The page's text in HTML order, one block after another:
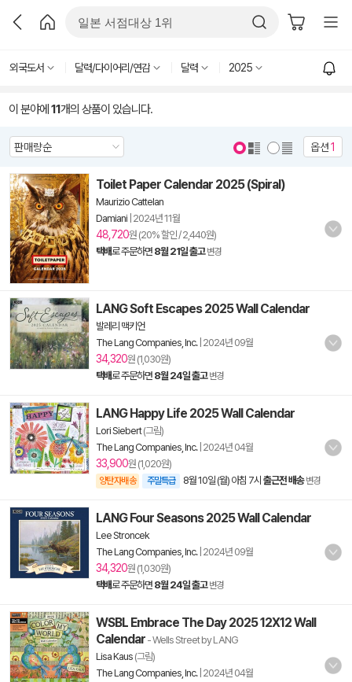
외국도서 달력/다이어리/연감 달력 2025
이 분야에 11개의 상품이 있습니다.
옵션1
Toilet Paper Calendar 2025 (Spiral)
Maurizio Cattelan
Damiani 2024년 11월
48,720원 (20% 할인 / 2,440원)
택배로 주문하면 8월 21일 출고 변경
LANG Soft Escapes 2025 Wall Calendar
발레리 맥키언
The Lang Companies, Inc.| 2024년 09월
34,320원 (1,030원)
택배로 주문하면 8월 24일 출고 변경
LANG Happy Life 2025 Wall Calendar
Lori Siebert(그림)
The Lang Companies, Inc.| 2024년 04월
33,900원 (1,020원)
양탄자배송 주말특급 8월 10일 (월) 아침 7시 출근전 배송 변경
LANG Four Seasons 2025 Wall Calendar
Lee Stroncek
The Lang Companies, Inc.| 2024년 09월
34,320원 (1,030원)
택배로 주문하면 8월 24일 출고 변경
WSBL Embrace The Day 2025 12X12 Wall
Calendar - Wells Street by LANG
Lisa Kaus (그림)
The Lang Companies, Inc.| 2024년 04월